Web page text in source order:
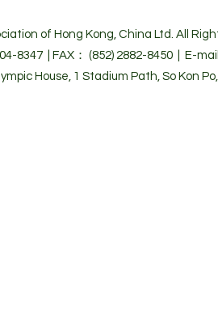
of Hong Kong, China Ltd. All
8347 | FAX： (852) 2882-8450 | E-
House, 1 Stadium Path, So Kon